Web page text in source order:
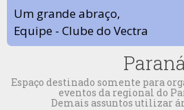
Um grande abraço,
Equipe - Clube do Vectra
Espaço destinado somente para
eventos da regional do
Demais assuntos utilizar